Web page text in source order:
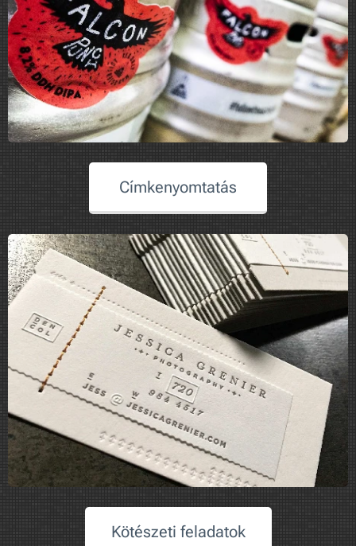
Címkenyomtatás
Kötészeti feladatok